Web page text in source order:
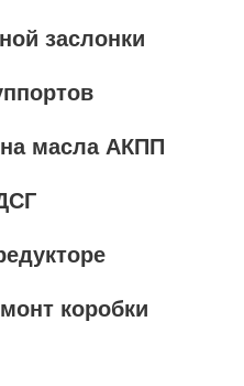
заслонки
масла АКПП
коробки